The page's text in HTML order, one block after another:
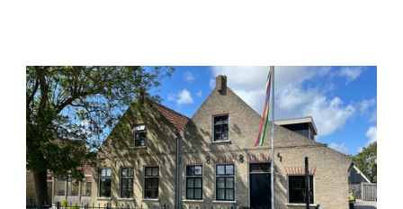
Algemeen
Huisdiervrij
Vloerverwarming
Centrale verwarming
Rookvrij
Tuin
Terras
Gedeelde faciliteiten
Wifi gedeeld